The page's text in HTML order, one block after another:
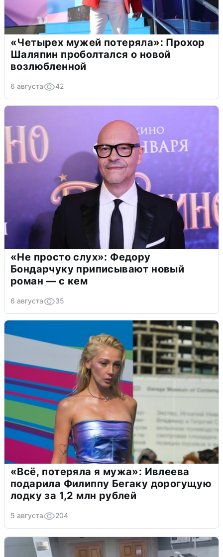
«Четырех мужей потеряла»: Прохор
Шаляпин проболтался о новой
возлюбленной
6 августа 42
«Не просто слух»: Федору
Бондарчуку приписывают новый
роман — с кем
6 августа 35
«Всё, потеряла я мужа»: Ивлеева
подарила Филиппу Бегаку дорогущую
лодку за 1,2 млн рублей
5 августа 204